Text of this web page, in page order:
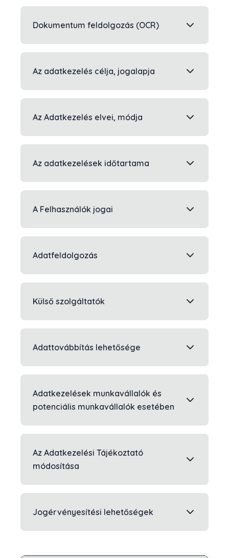
Dokumentum feldolgozás (OCR)
Az adatkezelés célja, jogalapja
Az Adatkezelés elvei, módja
Az adatkezelések időtartama
A Felhasználók jogai
Adatfeldolgozás
Külső szolgáltatók
Adattovábbítás lehetősége
Adatkezelések munkavállalók és
potenciális munkavállalók esetében
Az Adatkezelési Tájékoztató
módosítása
Jogérvényesítési lehetőségek